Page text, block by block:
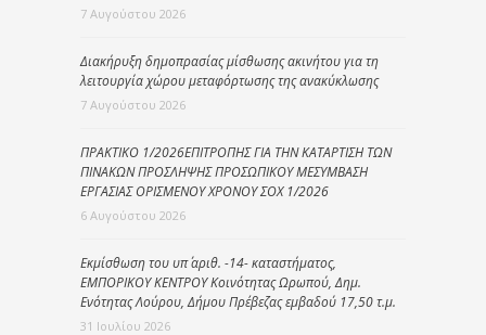
7 Αυγούστου 2026
Διακήρυξη δημοπρασίας μίσθωσης ακινήτου για τη
λειτουργία χώρου μεταφόρτωσης της ανακύκλωσης
7 Αυγούστου 2026
ΠΡΑΚΤΙΚΟ 1/2026ΕΠΙΤΡΟΠΗΣ ΓΙΑ ΤΗΝ ΚΑΤΑΡΤΙΣΗ ΤΩΝ
ΠΙΝΑΚΩΝ ΠΡΟΣΛΗΨΗΣ ΠΡΟΣΩΠΙΚΟΥ ΜΕΣΥΜΒΑΣΗ
ΕΡΓΑΣΙΑΣ ΟΡΙΣΜΕΝΟΥ ΧΡΟΝΟΥ ΣΟΧ 1/2026
6 Αυγούστου 2026
Εκμίσθωση του υπ΄ αριθ. -14- καταστήματος,
ΕΜΠΟΡΙΚΟΥ ΚΕΝΤΡΟΥ Κοινότητας Ωρωπού, Δημ.
Ενότητας Λούρου, Δήμου Πρέβεζας εμβαδού 17,50 τ.μ.
31 Ιουλίου 2026